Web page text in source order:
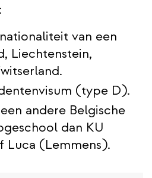
van een
Liechtenstein,
(type D).
andere Belgische
dan KU
Luca (Lemmens).